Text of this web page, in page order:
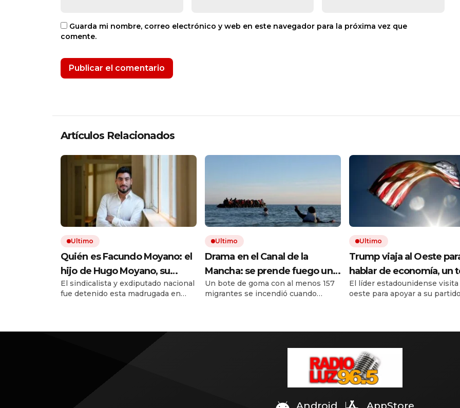
Guarda mi nombre, correo electrónico y web en este navegador para la próxima vez que
comente.
Artículos Relacionados
Ultimo
Quién es Facundo Moyano: el
hijo de Hugo Moyano, su
carrera política, sus vínculos
con la farándula y por qué
El sindicalista y exdiputado nacional
fue detenido esta madrugada en
corriendo a la calle, semidesnuda y
Ultimo
Drama en el Canal de la
Mancha: se prende fuego un
bote repleto de inmigrantes
frente a Gran Bretaña
Un bote de goma con al menos 157
migrantes se incendió cuando
Ultimo
Trump viaja al Oeste
hablar de economía, un
en el que es débil según
sondeos
El líder estadounidense visita
oeste para apoyar a su
reflejan el descontento
enfrenta críticas de líderes
opositores.